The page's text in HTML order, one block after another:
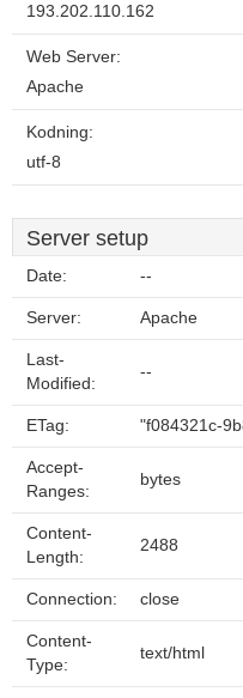
193.202.110.162
Web Server:
Apache
Kodning:
utf-8
Server setup
Date: --
Server: Apache
Last-
Modified:
--
ETag: "f084321c-
Accept-
Ranges:
bytes
Content-
Length:
2488
Connection: close
Content-
Type:
text/html